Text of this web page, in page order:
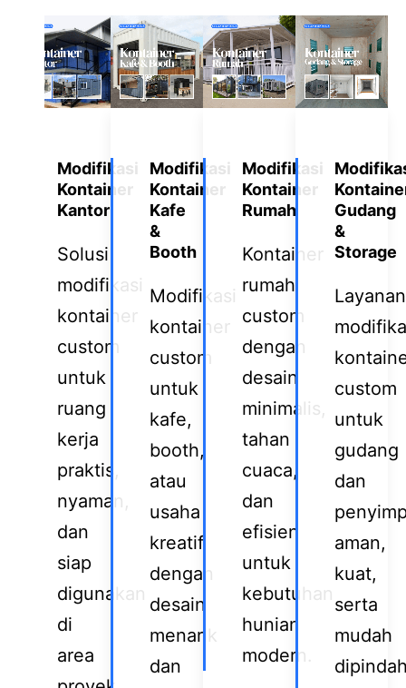
Modifikasi
Kontainer
Kantor
Solusi
modifikasi
kontainer
custom
untuk
ruang
kerja
praktis,
nyaman,
dan
siap
digunakan
di
area
Modifikasi
Kontainer
Kafe
&
Booth
Modifikasi
kontainer
custom
untuk
kafe,
booth,
atau
usaha
kreatif
dengan
desain
menarik
dan
Modifikasi
Kontainer
Rumah
Kontainer
rumah
custom
dengan
desain
minimalis,
tahan
cuaca,
dan
efisien
untuk
kebutuhan
hunian
modern.
Gudang
&
Storage
Layanan
custom
untuk
gudang
dan
aman,
kuat,
serta
mudah